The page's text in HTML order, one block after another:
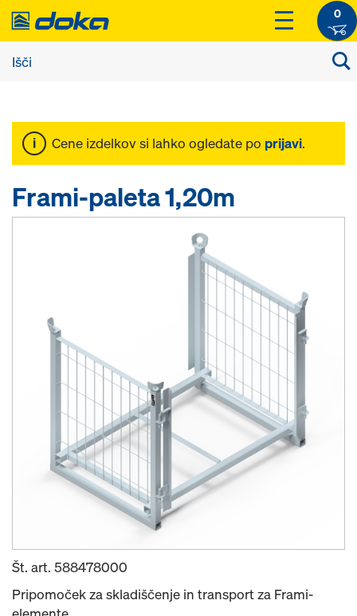
0
Cene izdelkov si lahko ogledate po prijavi.
Frami-paleta 1,20m
Št. art. 588478000
Pripomoček za skladiščenje in transport za Frami-